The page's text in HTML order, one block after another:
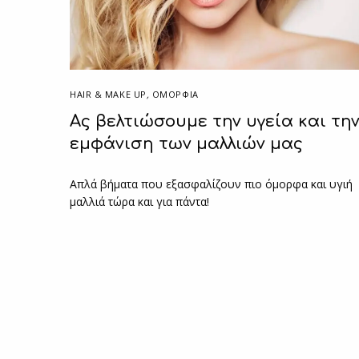
HAIR & MAKE UP , ΟΜΟΡΦΙΑ
Ας βελτιώσουμε την υγεία και την
εμφάνιση των μαλλιών μας
Απλά βήματα που εξασφαλίζουν πιο όμορφα και υγιή
μαλλιά τώρα και για πάντα!